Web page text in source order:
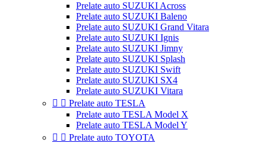
Prelate auto SUZUKI Across
Prelate auto SUZUKI Baleno
Prelate auto SUZUKI Grand Vitara
Prelate auto SUZUKI Ignis
Prelate auto SUZUKI Jimny
Prelate auto SUZUKI Splash
Prelate auto SUZUKI Swift
Prelate auto SUZUKI SX4
Prelate auto SUZUKI Vitara
  Prelate auto TESLA
Prelate auto TESLA Model X
Prelate auto TESLA Model Y
  Prelate auto TOYOTA